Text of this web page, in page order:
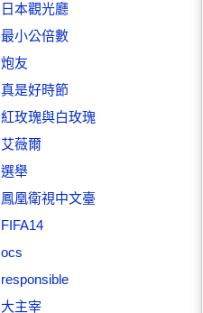
日本觀光廳
最小公倍數
炮友
真是好時節
紅玫瑰與白玫瑰
艾薇爾
選舉
鳳凰衛視中文臺
FIFA14
ocs
responsible
大主宰